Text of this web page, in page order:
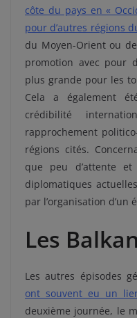
côte du pays en «
pour d’autres régions
du Moyen-Orient ou
promotion avec pour
plus grande pour les
Cela a également
crédibilité
rapprochement
régions cités.
que peu d’attente
diplomatiques
par l’organisation d’un
Les
Les autres épisodes
ont souvent eu un
deuxième journée, le